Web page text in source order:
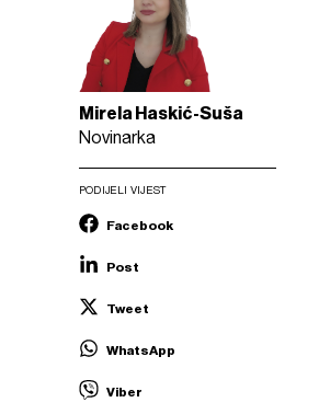
Mirela Haskić-Suša
Novinarka
PODIJELI VIJEST
Facebook
Post
Tweet
WhatsApp
Viber